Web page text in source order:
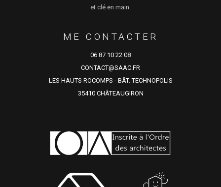
et clé en main.
ME CONTACTER
06 87 10 22 08
CONTACT@SAAC.FR
LES HAUTS ROCOMPS - BÂT. TECHNOPOLIS
35410 CHÂTEAUGIRON